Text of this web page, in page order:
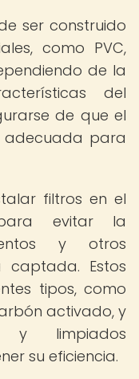
ser construido
como PVC,
de la
del
de que el
adecuada para
filtros en el
evitar la
y otros
Estos
tipos, como
activado, y
y limpiados
su eficiencia.